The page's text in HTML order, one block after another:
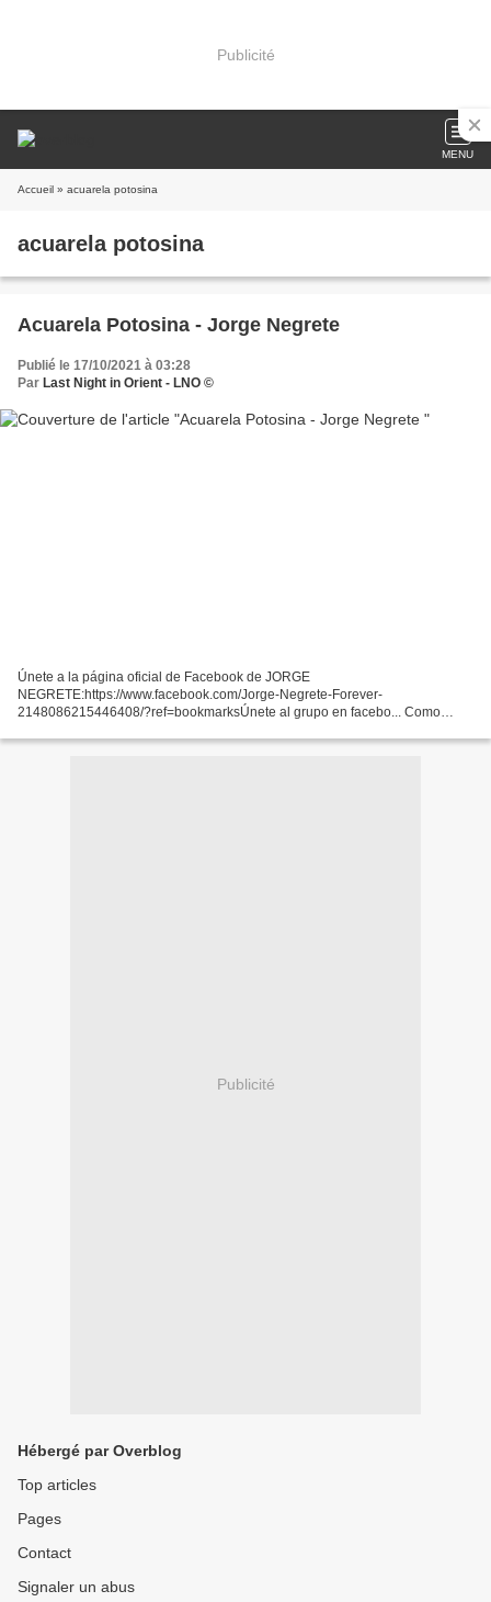
Publicité
MENU
Accueil » acuarela potosina
acuarela potosina
Acuarela Potosina - Jorge Negrete
Publié le 17/10/2021 à 03:28
Par Last Night in Orient - LNO ©
Únete a la página oficial de Facebook de JORGE
NEGRETE:https://www.facebook.com/Jorge-Negrete-Forever-
2148086215446408/?ref=bookmarksÚnete al grupo en facebo... Como
embargo, hay...
Publicité
Hébergé par Overblog
Top articles
Pages
Contact
Signaler un abus